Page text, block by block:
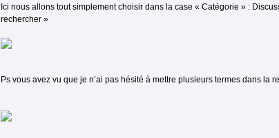
Ici nous allons tout simplement choisir dans la case « Catégorie » :
rechercher »
Ps vous avez vu que je n’ai pas hésité à mettre plusieurs termes dans la